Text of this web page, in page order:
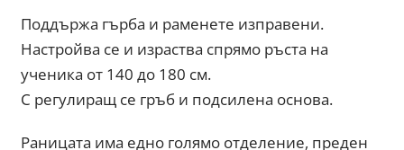
Поддържа гърба и раменете изправени.
Настройва се и израства спрямо ръста на
ученика от 140 до 180 см.
С регулиращ се гръб и подсилена основа.
Раницата има едно голямо отделение, преден